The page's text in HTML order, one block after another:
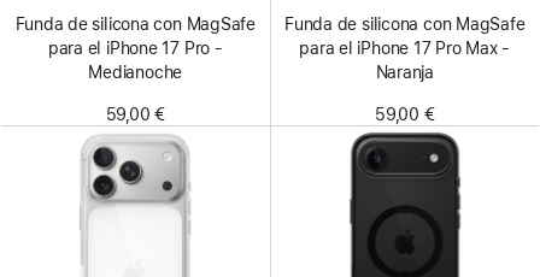
Funda de silicona con MagSafe
para el iPhone 17 Pro -
Medianoche
59,00 €
Funda de silicona con MagSafe
para el iPhone 17 Pro Max -
Naranja
59,00 €